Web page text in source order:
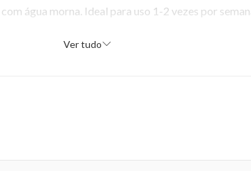
água morna. Ideal para uso 1-2 vezes por
Ver tudo